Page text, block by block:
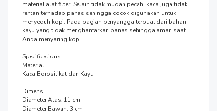
material alat filter. Selain tidak mudah pecah, kaca juga tidak
rentan terhadap panas sehingga cocok digunakan untuk
menyeduh kopi. Pada bagian penyangga terbuat dari bahan
kayu yang tidak menghantarkan panas sehingga aman saat
Anda menyaring kopi.
Specifications:
Material
Kaca Borosilikat dan Kayu
Dimensi
Diameter Atas: 11 cm
Diameter Bawah: 3 cm